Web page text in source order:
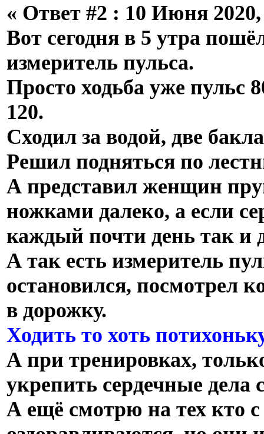
« Ответ #2 : 10 Июня
Вот сегодня в 5 утра
измеритель пульса.
Просто ходьба уже пульс
120.
Сходил за водой, две
Решил подняться по
А представил женщин
ножками далеко, а если
каждый почти день так и
А так есть измеритель
остановился, посмотрел
в дорожку.
Ходить то хоть
А при тренировках,
укрепить сердечные
А ещё смотрю на тех кто